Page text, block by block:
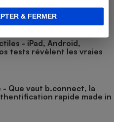
& FERMER
- iPad, Android,
tests révèlent les vraies
- Que vaut b.connect, la
rapide made in